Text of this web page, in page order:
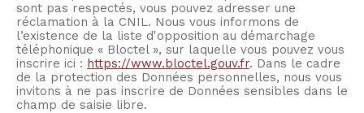
sont pas respectés, vous pouvez adresser une
réclamation à la CNIL. Nous vous informons de
l’existence de la liste d'opposition au démarchage
téléphonique « Bloctel », sur laquelle vous pouvez vous
inscrire ici : https://www.bloctel.gouv.fr. Dans le cadre
de la protection des Données personnelles, nous vous
invitons à ne pas inscrire de Données sensibles dans le
champ de saisie libre.